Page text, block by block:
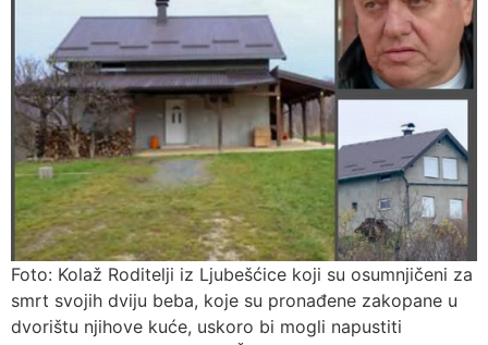
Foto: Kolaž Roditelji iz Ljubešćice koji su osumnjičeni za
smrt svojih dviju beba, koje su pronađene zakopane u
dvorištu njihove kuće, uskoro bi mogli napustiti